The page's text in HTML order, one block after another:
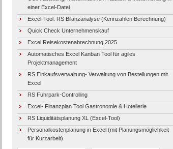
einer Excel-Datei
Excel-Tool: RS Bilanzanalyse (Kennzahlen Berechnung)
Quick Check Unternehmenskauf
Excel Reisekostenabrechnung 2025
Automatisches Excel Kanban Tool für agiles
Projektmanagement
RS Einkaufsverwaltung- Verwaltung von Bestellungen mit
Excel
RS Fuhrpark-Controlling
Excel- Finanzplan Tool Gastronomie & Hotellerie
RS Liquiditätsplanung XL (Excel-Tool)
Personalkostenplanung in Excel (mit Planungsmöglichkeit
für Kurzarbeit)